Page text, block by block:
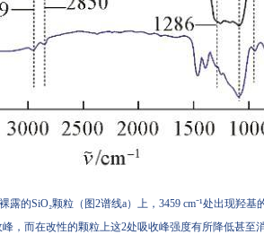
的SiO₂颗粒（图2谱线a）上，3459 cm⁻¹处出现羟基的
，而在改性的颗粒上这2处吸收峰强度有所降低甚至